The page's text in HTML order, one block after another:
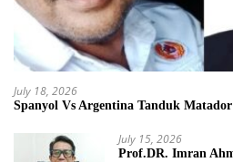
July 18, 2026
Spanyol Vs Argentina Tanduk
July 15, 2026
Prof.DR. Imran